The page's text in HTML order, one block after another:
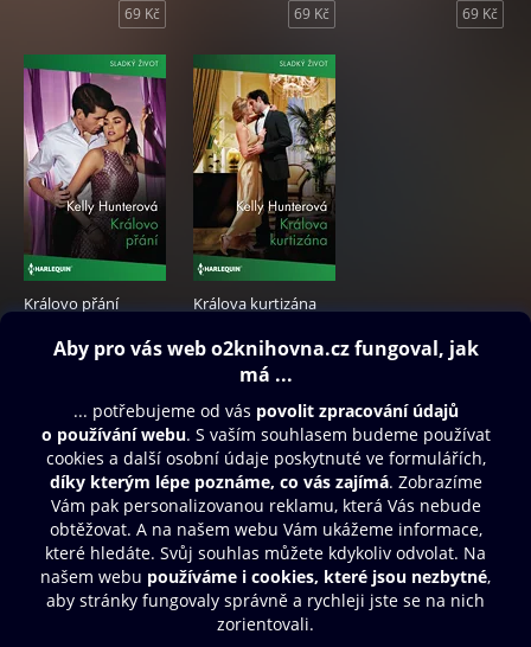
69 Kč 69 Kč 69 Kč
Královo přání
69 Kč
Králova kurtizána
Obsah ke stažení
Moje O2 Knihovna
Další zábava
© O2 Czech Republic a.s.